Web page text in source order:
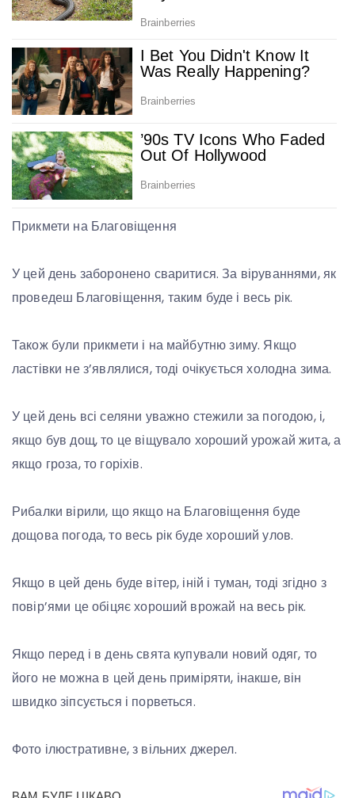
Прикмети на Благовіщення
У цей день заборонено сваритися. За віруваннями, як
проведеш Благовіщення, таким буде і весь рік.
Також були прикмети і на майбутню зиму. Якщо
ластівки не з’являлися, тоді очікується холодна зима.
У цей день всі селяни уважно стежили за погодою, і,
якщо був дощ, то це віщувало хороший урожай жита, а
якщо гроза, то горіхів.
Рибалки вірили, що якщо на Благовіщення буде
дощова погода, то весь рік буде хороший улов.
Якщо в цей день буде вітер, іній і туман, тоді згідно з
повір’ями це обіцяє хороший врожай на весь рік.
Якщо перед і в день свята купували новий одяг, то
його не можна в цей день приміряти, інакше, він
швидко зіпсується і порветься.
Фото ілюстративне, з вільних джерел.